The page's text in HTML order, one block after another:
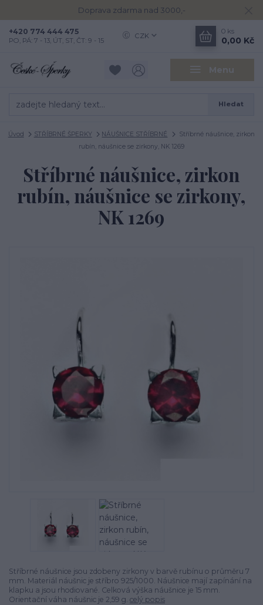
Doprava zdarma nad 3000,-
Menu
CZK
Hledat
+420 774 444 475
PO, PÁ: 7 - 13, ÚT, ST, ČT: 9 - 15
0 ks
0,00 Kč
Úvod STŘÍBRNÉ ŠPERKY NÁUŠNICE STŘÍBRNÉ
Stříbrné náušnice, zirkon
rubín, náušnice se zirkony, NK 1269
Stříbrné náušnice, zirkon
rubín, náušnice se zirkony,
NK 1269
Stříbrné náušnice jsou zdobeny zirkony v barvě rubínu o průměru 7
mm. Materiál náušnic je stříbro 925/1000. Náušnice mají zapínání na
klapku a jsou rhodiované. Celková výška náušnice je 15 mm.
Orientační váha náušnic je 2,59 g. celý popis